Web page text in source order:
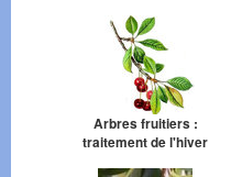
Arbres fruitiers :
traitement de l'hiver